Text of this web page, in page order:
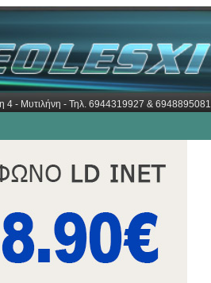
4 - Μυτιλήνη - Τηλ. 6944319927 & 6948895081